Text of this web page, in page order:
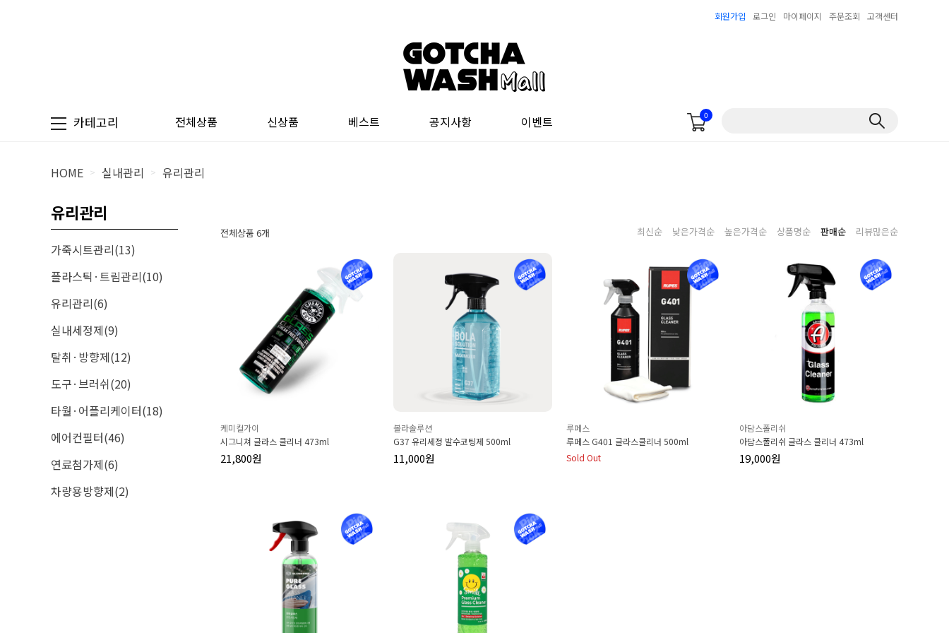
회원가입 로그인 마이페이지 주문조회 고객센터
카테고리 전체상품 신상품 베스트 공지사항 이벤트 0
HOME > 실내관리 > 유리관리
유리관리
가죽시트관리(13)
플라스틱·트림관리(10)
유리관리(6)
실내세정제(9)
탈취·방향제(12)
도구·브러쉬(20)
타월·어플리케이터(18)
에어컨필터(46)
연료첨가제(6)
차량용방향제(2)
전체상품 6개 최신순 낮은가격순 높은가격순 상품명순 판매순 리뷰많은순
케미컬가이
시그니쳐 글라스 클리너 473ml
21,800원
볼라솔루션
G37 유리세정 발수코팅제 500ml
11,000원
루페스
루페스 G401 글라스클리너 500ml
Sold Out
아담스폴리쉬
아담스폴리쉬 글라스 클리너 473ml
19,000원